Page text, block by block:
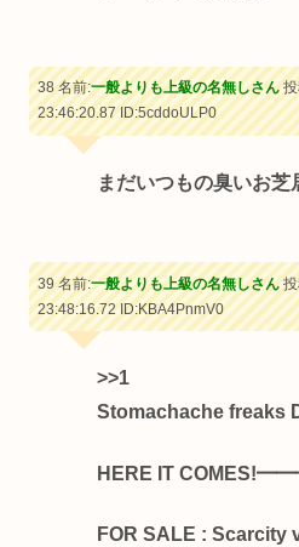
38 名前:一般よりも上級の名無しさん投
23:46:20.87ID:5cddoULP0
まだいつもの臭いお芝
39 名前:一般よりも上級の名無しさん投
23:48:16.72ID:KBA4PnmV0
>>1
Stomachache freaks
HERE IT
FOR SALE : Scarcity